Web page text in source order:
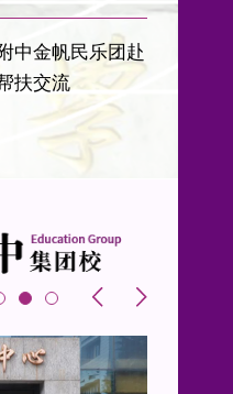
中金帆民乐团赴
扶交流